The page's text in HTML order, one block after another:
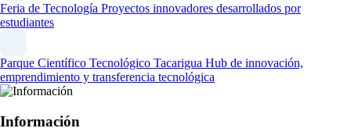
Feria de Tecnología Proyectos innovadores desarrollados por
estudiantes
Parque Científico Tecnológico Tacarigua Hub de innovación,
emprendimiento y transferencia tecnológica
Información